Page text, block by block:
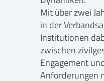
Mit über zwei
in der
Institutionen
zwischen
Engagement
Anforderungen